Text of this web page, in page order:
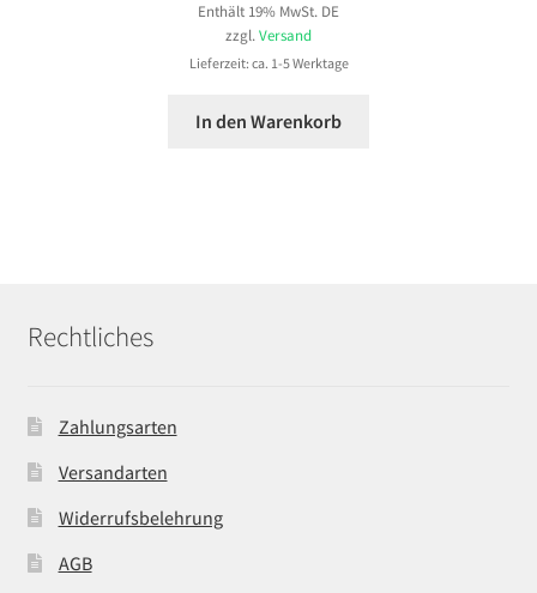
Enthält 19% MwSt. DE
zzgl. Versand
Lieferzeit: ca. 1-5 Werktage
In den Warenkorb
Rechtliches
Zahlungsarten
Versandarten
Widerrufsbelehrung
AGB